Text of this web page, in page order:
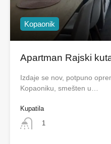
Kopaonik
Apartman Rajski
Izdaje se nov, potpuno
Kopaoniku, smešten u…
Kupatila
1